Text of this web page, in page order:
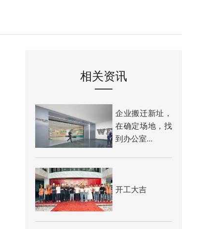
相关资讯
企业搬迁新址，
在确定场地，找
到办公室...
开工大吉